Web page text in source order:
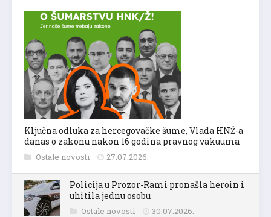
Ključna odluka za hercegovačke šume, Vlada HNŽ-a
danas o zakonu nakon 16 godina pravnog vakuuma
Ostale novosti 27.07.2026.
Policija u Prozor-Rami pronašla heroin i
uhitila jednu osobu
Ostale novosti 30.07.2026.